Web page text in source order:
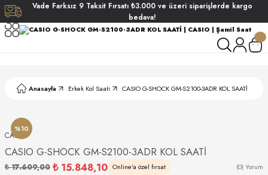
Vade Farksız 9 Taksit Fırsatı ₺3.000 ve üzeri siparişlerde kargo
bedava!
Anasayfa Erkek Kol Saati CASIO G-SHOCK GM-S2100-3ADR KOL SAATİ
%10
CASIO
CASIO G-SHOCK GM-S2100-3ADR KOL SAATİ
₺ 17.609,00 ₺ 15.848,10 Online'a özel fırsat (0) Yorum